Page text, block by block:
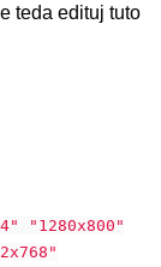
teda edituj tuto
"1280x800"